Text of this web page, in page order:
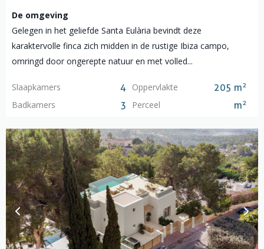
De omgeving
Gelegen in het geliefde Santa Eulària bevindt deze
karaktervolle finca zich midden in de rustige Ibiza campo,
omringd door ongerepte natuur en met volled...
Slaapkamers 4 Oppervlakte 205 m2
Badkamers 3 Perceel m2